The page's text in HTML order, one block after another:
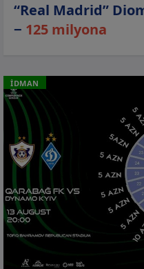
“Real Madrid”
− 125 milyona
İDMAN